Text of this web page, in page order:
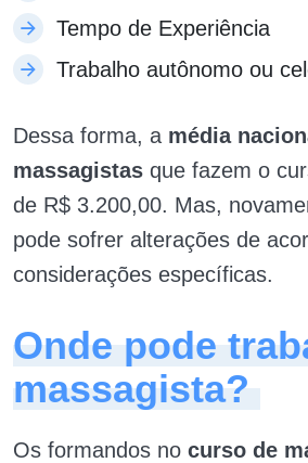
Tempo de Experiência
Trabalho autônomo ou
Dessa forma, a média
massagistas que fazem o
de R$ 3.200,00. Mas,
pode sofrer alterações de
considerações específicas.
Onde pode
massagista?
Os formandos no curso de